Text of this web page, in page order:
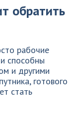
обратить
рабочие
способны
и другими
готового
стать